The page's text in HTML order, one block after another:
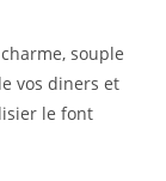
souple
vos diners et
le font